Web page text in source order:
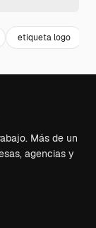
etiqueta logo
Más de un
agencias y